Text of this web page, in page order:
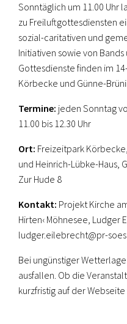
Sonntäglich um 11.00 Uhr
zu Freiluftgottesdiensten
sozial-caritativen und
Initiativen sowie von Bands
Gottesdienste finden im
Körbecke und Günne-
Termine: jeden Sonntag
11.00 bis 12.30 Uhr
Ort: Freizeitpark
und Heinrich-Lübke-Haus,
Zur Hude 8
Kontakt: Projekt Kirche
Hirten‹ Möhnesee, Ludger
ludger.eilebrecht@pr-
Bei ungünstiger
ausfallen. Ob die
kurzfristig auf der Webseite